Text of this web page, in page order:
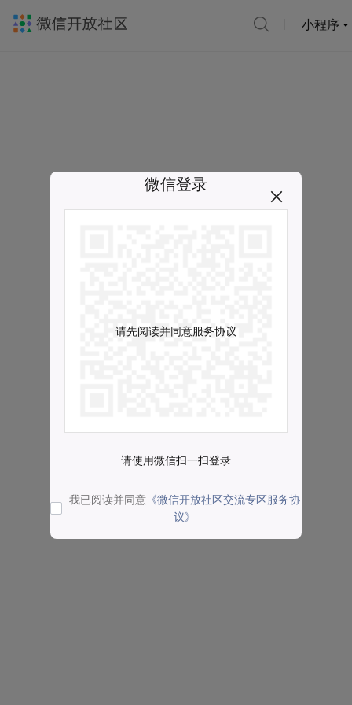
小程序
微信登录
请先阅读并同意服务协议
请使用微信扫一扫登录
我已阅读并同意 《微信开放社区交流专区服务协
议》